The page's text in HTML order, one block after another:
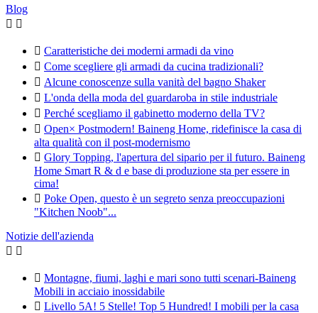
Blog
 
 Caratteristiche dei moderni armadi da vino
 Come scegliere gli armadi da cucina tradizionali?
 Alcune conoscenze sulla vanità del bagno Shaker
 L'onda della moda del guardaroba in stile industriale
 Perché scegliamo il gabinetto moderno della TV?
 Open× Postmodern! Baineng Home, ridefinisce la casa di
alta qualità con il post-modernismo
 Glory Topping, l'apertura del sipario per il futuro. Baineng
Home Smart R & d e base di produzione sta per essere in
cima!
 Poke Open, questo è un segreto senza preoccupazioni
"Kitchen Noob"...
Notizie dell'azienda
 
 Montagne, fiumi, laghi e mari sono tutti scenari-Baineng
Mobili in acciaio inossidabile
 Livello 5A! 5 Stelle! Top 5 Hundred! I mobili per la casa